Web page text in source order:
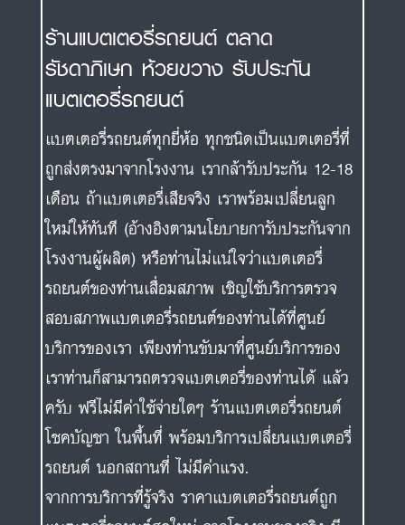
ร้านแบตเตอรี่รถยนต์ ตลาด
รัชดาภิเษก ห้วยขวาง รับประกัน
แบตเตอรี่รถยนต์
แบตเตอรี่รถยนต์ทุกยี่ห้อ ทุกชนิดเป็นแบตเตอรี่ที่
ถูกส่งตรงมาจากโรงงาน เรากล้ารับประกัน 12-18
เดือน ถ้าแบตเตอรี่เสียจริง เราพร้อมเปลี่ยนลูก
ใหม่ให้ทันที (อ้างอิงตามนโยบายการับประกันจาก
โรงงานผู้ผลิต) หรือท่านไม่แน่ใจว่าแบตเตอรี่
รถยนต์ของท่านเสื่อมสภาพ เชิญใช้บริการตรวจ
สอบสภาพแบตเตอรี่รถยนต์ของท่านได้ที่ศูนย์
บริการของเรา เพียงท่านขับมาที่ศูนย์บริการของ
เราท่านก็สามารถตรวจแบตเตอรี่ของท่านได้ แล้ว
ครับ ฟรีไม่มีค่าใช้จ่ายใดๆ ร้านแบตเตอรี่รถยนต์
โชคบัญชา ในพื้นที่ พร้อมบริการเปลี่ยนแบตเตอรี่
รถยนต์ นอกสถานที่ ไม่มีค่าแรง.
จากการบริการที่รู้จริง ราคาแบตเตอรี่รถยนต์ถูก